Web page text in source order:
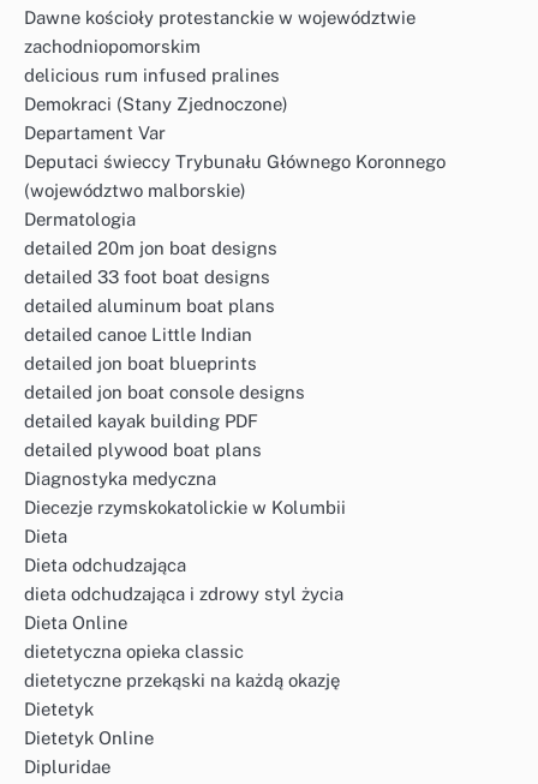
Dawne kościoły protestanckie w województwie
zachodniopomorskim
delicious rum infused pralines
Demokraci (Stany Zjednoczone)
Departament Var
Deputaci świeccy Trybunału Głównego Koronnego
(województwo malborskie)
Dermatologia
detailed 20m jon boat designs
detailed 33 foot boat designs
detailed aluminum boat plans
detailed canoe Little Indian
detailed jon boat blueprints
detailed jon boat console designs
detailed kayak building PDF
detailed plywood boat plans
Diagnostyka medyczna
Diecezje rzymskokatolickie w Kolumbii
Dieta
Dieta odchudzająca
dieta odchudzająca i zdrowy styl życia
Dieta Online
dietetyczna opieka classic
dietetyczne przekąski na każdą okazję
Dietetyk
Dietetyk Online
Dipluridae